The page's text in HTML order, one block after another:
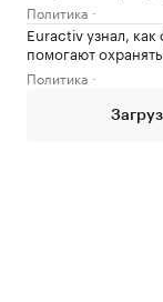
Политика
Euractiv узнал,
помогают
Политика